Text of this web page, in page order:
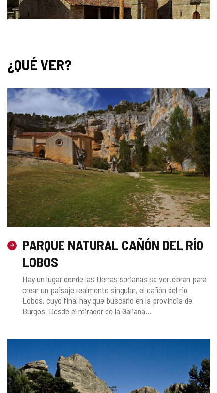
¿QUÉ VER?
PARQUE NATURAL CAÑÓN DEL RÍO
LOBOS
Hay un lugar donde las tierras sorianas se vertebran para
crear un paisaje realmente singular, el cañón del rio
Lobos, cuyo final hay que buscarlo en la provincia de
Burgos. Desde el mirador de la Galiana...